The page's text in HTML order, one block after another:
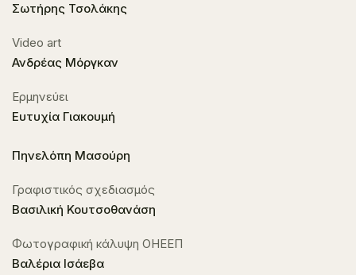
Σωτήρης Τσολάκης
Video art
Ανδρέας Μόργκαν
Ερμηνεύει
Ευτυχία Γιακουμή
Πηνελόπη Μασούρη
Γραφιστικός σχεδιασμός
Βασιλική Κουτσοθανάση
Φωτογραφική κάλυψη ΟΗΕΕΠ
Βαλέρια Ισάεβα